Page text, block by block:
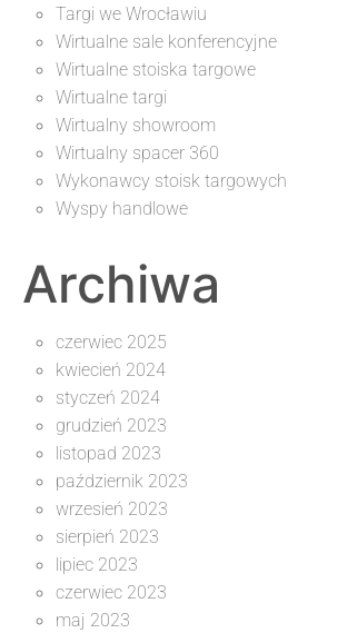
Targi we Wrocławiu
Wirtualne sale konferencyjne
Wirtualne stoiska targowe
Wirtualne targi
Wirtualny showroom
Wirtualny spacer 360
Wykonawcy stoisk targowych
Wyspy handlowe
Archiwa
czerwiec 2025
kwiecień 2024
styczeń 2024
grudzień 2023
listopad 2023
październik 2023
wrzesień 2023
sierpień 2023
lipiec 2023
czerwiec 2023
maj 2023